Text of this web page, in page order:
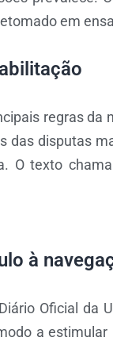
em
regras da
das disputas
O texto
à
Oficial da
a